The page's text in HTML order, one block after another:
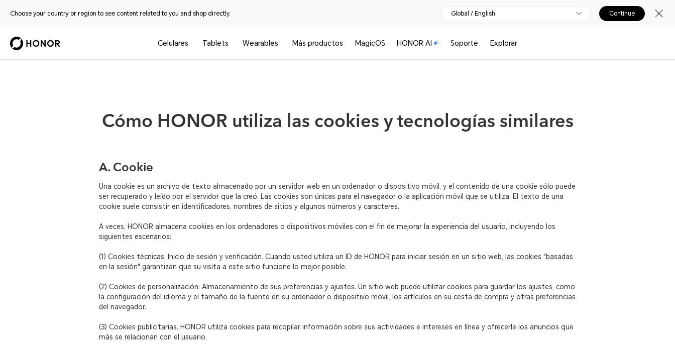
Choose your country or region to see content related to you and shop directly. Global / English Continue
Celulares Tablets Wearables Más productos MagicOS HONOR AI Soporte Explorar
Cómo HONOR utiliza las cookies y tecnologías similares
A. Cookie
Una cookie es un archivo de texto almacenado por un servidor web en un ordenador o dispositivo móvil, y el contenido de una cookie sólo puede
ser recuperado y leído por el servidor que la creó. Las cookies son únicas para el navegador o la aplicación móvil que se utiliza. El texto de una
cookie suele consistir en identificadores, nombres de sitios y algunos números y caracteres.
A veces, HONOR almacena cookies en los ordenadores o dispositivos móviles con el fin de mejorar la experiencia del usuario, incluyendo los
siguientes escenarios:
(1) Cookies técnicas: Inicio de sesión y verificación. Cuando usted utiliza un ID de HONOR para iniciar sesión en un sitio web, las cookies "basadas
en la sesión" garantizan que su visita a este sitio funcione lo mejor posible.
(2) Cookies de personalización: Almacenamiento de sus preferencias y ajustes. Un sitio web puede utilizar cookies para guardar los ajustes, como
la configuración del idioma y el tamaño de la fuente en su ordenador o dispositivo móvil, los artículos en su cesta de compra y otras preferencias
del navegador.
(3) Cookies publicitarias. HONOR utiliza cookies para recopilar información sobre sus actividades e intereses en línea y ofrecerle los anuncios que
más se relacionan con el usuario.